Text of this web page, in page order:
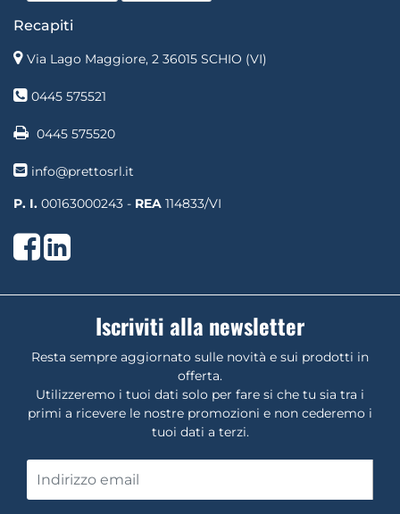
Recapiti
Via Lago Maggiore, 2 36015 SCHIO (VI)
0445 575521
0445 575520
info@prettosrl.it
P. I. 00163000243 - REA 114833/VI
Facebook
LinkedIn
Iscriviti alla newsletter
Resta sempre aggiornato sulle novità e sui prodotti in
offerta.
Utilizzeremo i tuoi dati solo per fare si che tu sia tra i
primi a ricevere le nostre promozioni e non cederemo i
tuoi dati a terzi.